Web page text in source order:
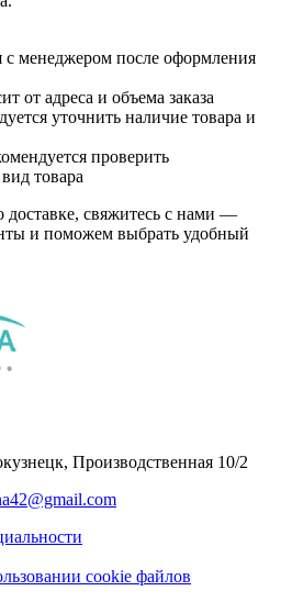
с менеджером после оформления
от адреса и объема заказа
уточнить наличие товара и
проверить
товара
доставке, свяжитесь с нами —
и поможем выбрать удобный
Производственная 10/2
cookie файлов